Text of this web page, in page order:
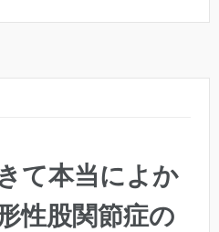
て本当によか
性股関節症の